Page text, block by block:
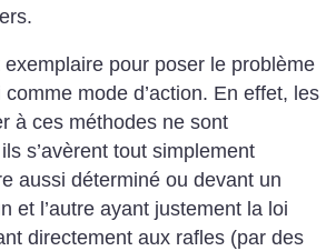
pour poser le problème
mode d’action. En effet, les
à ces méthodes ne sont
s’avèrent tout simplement
aussi déterminé ou devant un
et l’autre ayant justement la loi
directement aux rafles (par des